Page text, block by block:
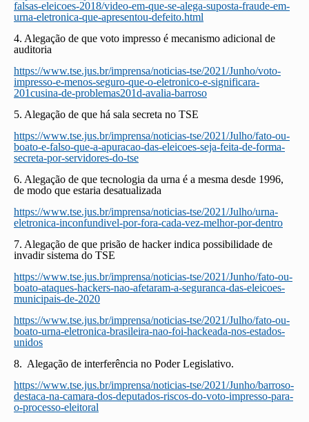
falsas-eleicoes-2018/video-em-que-se-alega-suposta-fraude-em-
urna-eletronica-que-apresentou-defeito.html
4. Alegação de que voto impresso é mecanismo adicional de
auditoria
https://www.tse.jus.br/imprensa/noticias-tse/2021/Junho/voto-
impresso-e-menos-seguro-que-o-eletronico-e-significara-
201cusina-de-problemas201d-avalia-barroso
5. Alegação de que há sala secreta no TSE
https://www.tse.jus.br/imprensa/noticias-tse/2021/Julho/fato-ou-
boato-e-falso-que-a-apuracao-das-eleicoes-seja-feita-de-forma-
secreta-por-servidores-do-tse
6. Alegação de que tecnologia da urna é a mesma desde 1996,
de modo que estaria desatualizada
https://www.tse.jus.br/imprensa/noticias-tse/2021/Julho/urna-
eletronica-inconfundivel-por-fora-cada-vez-melhor-por-dentro
7. Alegação de que prisão de hacker indica possibilidade de
invadir sistema do TSE
https://www.tse.jus.br/imprensa/noticias-tse/2021/Junho/fato-ou-
boato-ataques-hackers-nao-afetaram-a-seguranca-das-eleicoes-
municipais-de-2020
https://www.tse.jus.br/imprensa/noticias-tse/2021/Julho/fato-ou-
boato-urna-eletronica-brasileira-nao-foi-hackeada-nos-estados-
unidos
8. Alegação de interferência no Poder Legislativo.
https://www.tse.jus.br/imprensa/noticias-tse/2021/Junho/barroso-
destaca-na-camara-dos-deputados-riscos-do-voto-impresso-para-
o-processo-eleitoral